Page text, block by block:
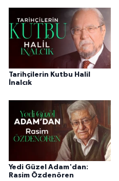
Tarihçilerin Kutbu Halil
İnalcık
Yedi Güzel Adam'dan:
Rasim Özdenören
Samsun Müftülüğü
Siirt Müftülüğü
Sinop Müftülüğü
Şanlıurfa Müftülüğü
Şırnak Müftülüğü
Tekirdağ Müftülüğü